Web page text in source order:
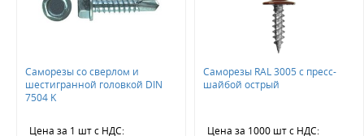
Саморезы со сверлом и
шестигранной головкой DIN
7504 K
Цена за 1 штс НДС:
Саморезы RAL 3005 с пресс-
шайбой острый
Цена за 1000 штс НДС: